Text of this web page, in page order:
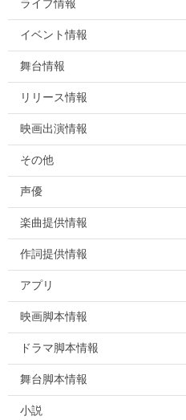
ライブ情報
イベント情報
舞台情報
リリース情報
映画出演情報
その他
声優
楽曲提供情報
作詞提供情報
アプリ
映画脚本情報
ドラマ脚本情報
舞台脚本情報
小説